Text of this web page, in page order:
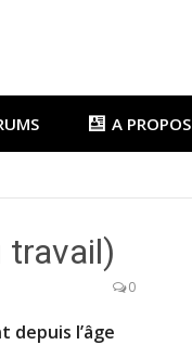
A PROPOS
travail)
0
depuis l’âge